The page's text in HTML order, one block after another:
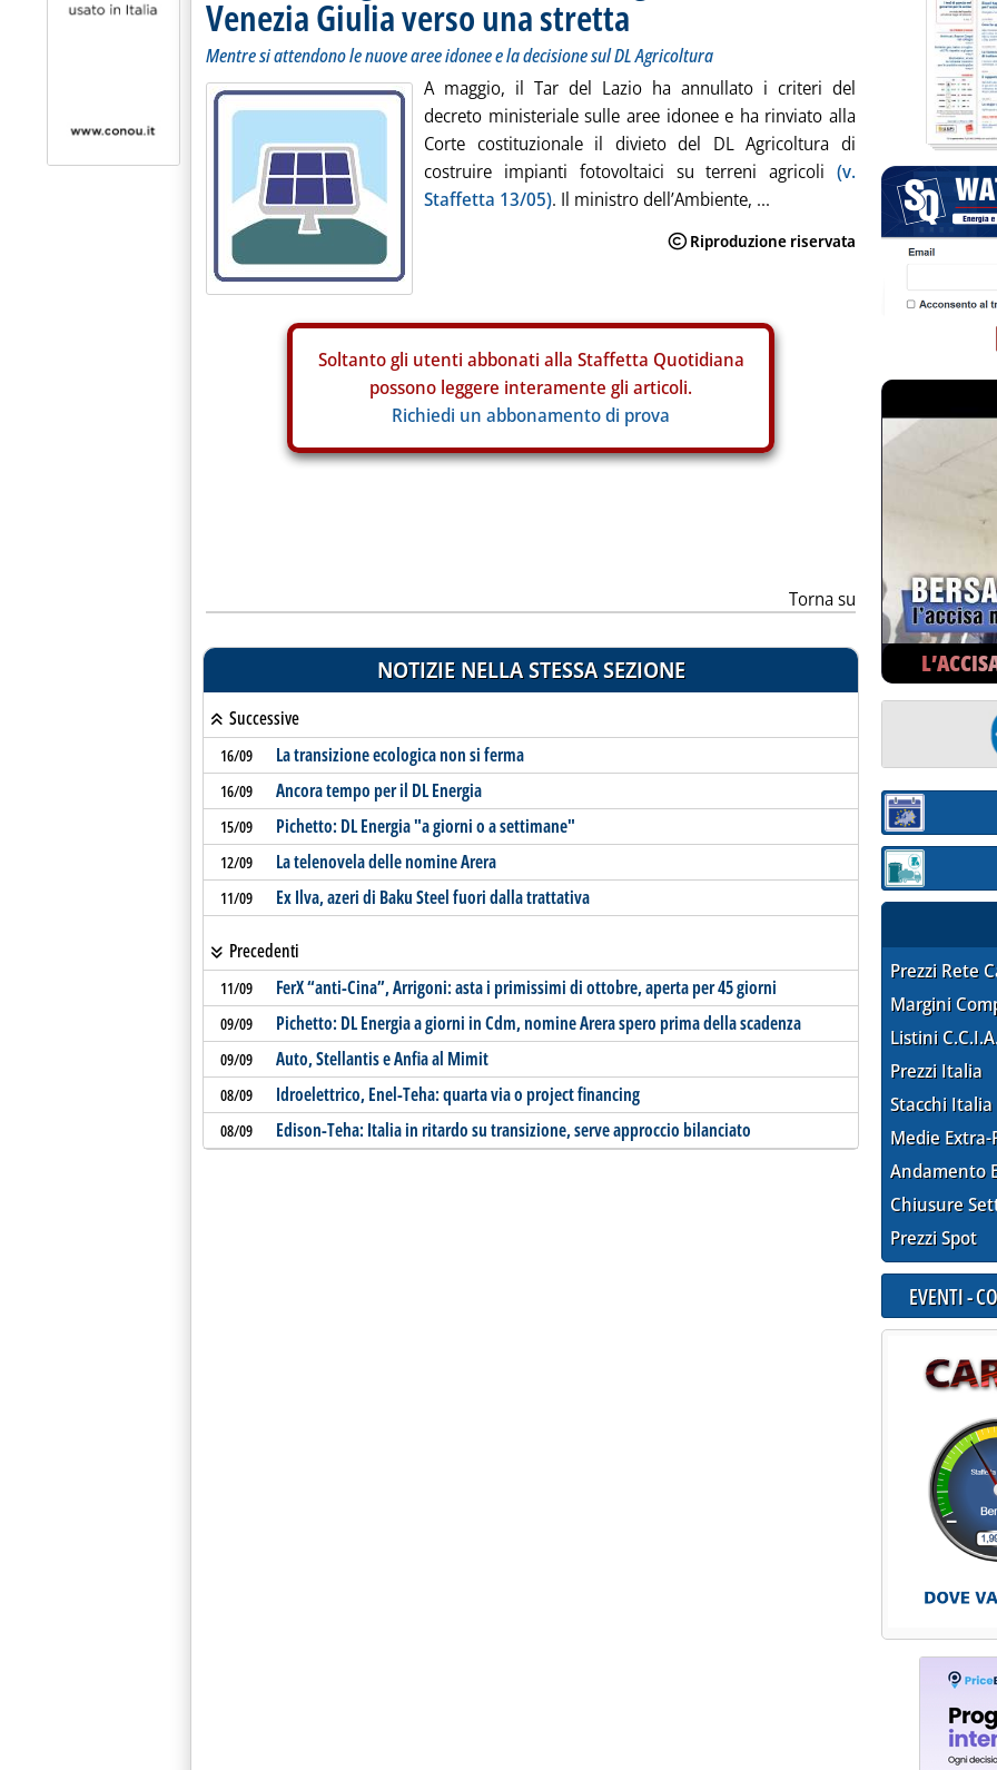
Venezia Giulia verso una stretta
Mentre si attendono le nuove aree idonee e la decisione sul DL Agricoltura
A maggio, il Tar del Lazio ha annullato i criteri del
decreto ministeriale sulle aree idonee e ha rinviato alla
Corte costituzionale il divieto del DL Agricoltura di
costruire impianti fotovoltaici su terreni agricoli (v.
Staffetta 13/05). Il ministro dell’Ambiente, ...
Soltanto gli utenti abbonati alla Staffetta Quotidiana
possono leggere interamente gli articoli.
Richiedi un abbonamento di prova
Torna su
NOTIZIE NELLA STESSA SEZIONE
Successive
16/09 La transizione ecologica non si ferma
16/09 Ancora tempo per il DL Energia
15/09 Pichetto: DL Energia "a giorni o a settimane"
12/09 La telenovela delle nomine Arera
11/09 Ex Ilva, azeri di Baku Steel fuori dalla trattativa
Precedenti
11/09 FerX “anti-Cina”, Arrigoni: asta i primissimi di ottobre, aperta per 45 giorni
09/09 Pichetto: DL Energia a giorni in Cdm, nomine Arera spero prima della scadenza
09/09 Auto, Stellantis e Anfia al Mimit
08/09 Idroelettrico, Enel-Teha: quarta via o project financing
08/09 Edison-Teha: Italia in ritardo su transizione, serve approccio bilanciato
Sezione:
Sezione:
Prezzi Rete
Margini
Listini
Prezzi Italia
Stacchi Italia
Medie Extra-
Andamento
Chiusure
Prezzi Spot
EVENTI -